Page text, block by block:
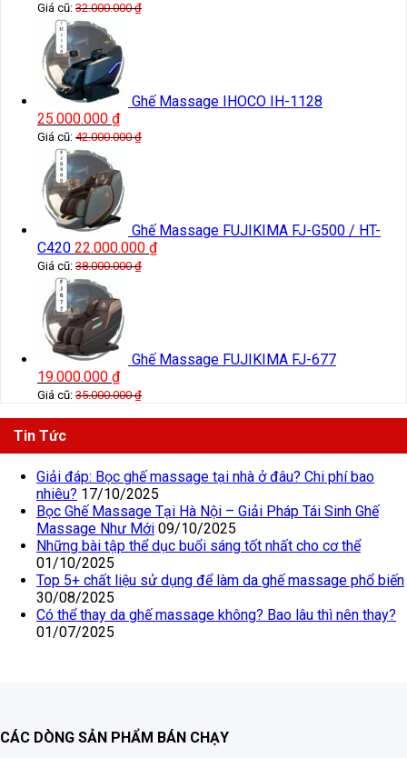
Giá cũ: 32.000.000₫
Ghế Massage IHOCO IH-1128
25.000.000 ₫
Giá cũ: 42.000.000₫
Ghế Massage FUJIKIMA FJ-G500 / HT-
C420 22.000.000 ₫
Giá cũ: 38.000.000₫
Ghế Massage FUJIKIMA FJ-677
19.000.000 ₫
Giá cũ: 35.000.000₫
Tin Tức
Giải đáp: Bọc ghế massage tại nhà ở đâu? Chi phí bao
nhiêu? 17/10/2025
Bọc Ghế Massage Tại Hà Nội – Giải Pháp Tái Sinh Ghế
Massage Như Mới 09/10/2025
Những bài tập thể dục buổi sáng tốt nhất cho cơ thể
01/10/2025
Top 5+ chất liệu sử dụng để làm da ghế massage phổ biến
30/08/2025
Có thể thay da ghế massage không? Bao lâu thì nên thay?
01/07/2025
CÁC DÒNG SẢN PHẨM BÁN CHẠY